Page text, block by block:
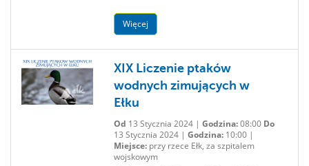
Więcej
XIX Liczenie ptaków
wodnych zimujących w
Ełku
Od 13 Stycznia 2024 | Godzina:08:00 Do
13 Stycznia 2024 | Godzina:10:00 |
Miejsce:przy rzece Ełk, za szpitalem
wojskowym